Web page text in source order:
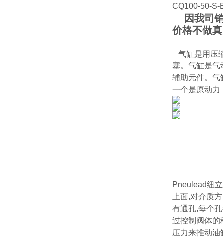
CQ100-50-S-
因我司销
价格不做
气缸是用压
塞。气缸是气
辅助元件。气
一个是原动力
Pneulead纽
上面,对介质
有通孔,每个
过控制阀体的
压力来推动油